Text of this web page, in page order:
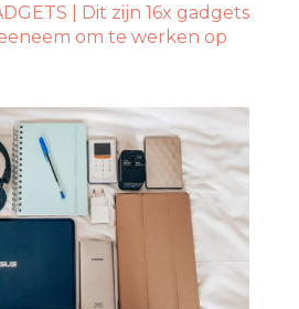
| Dit zijn 16x gadgets
om te werken op